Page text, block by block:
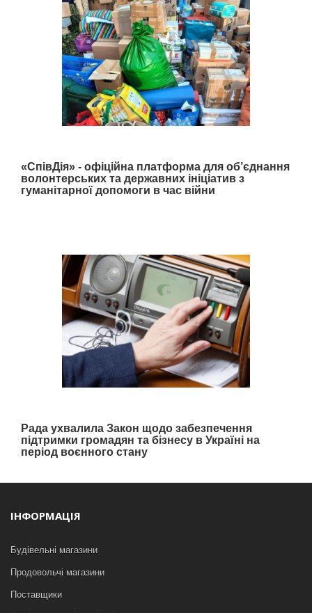
«СпівДія» - офіційна платформа для об’єднання
волонтерських та державних ініціатив з
гуманітарної допомоги в час війни
Рада ухвалила Закон щодо забезпечення
підтримки громадян та бізнесу в Україні на
період воєнного стану
ІНФОРМАЦІЯ
Будівельні магазини
Продовольчі магазини
Поставщики